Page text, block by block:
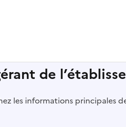
de
les informations principales